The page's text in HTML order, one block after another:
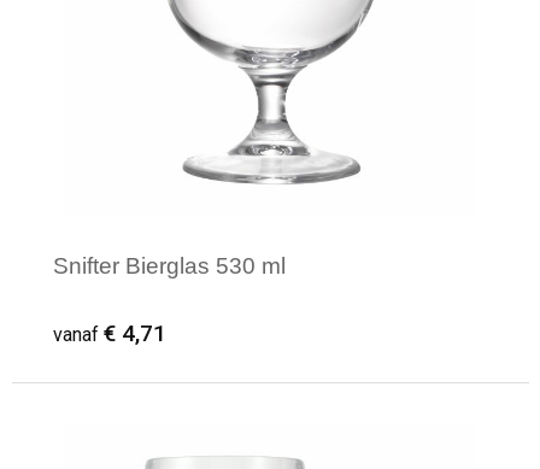
Snifter Bierglas 530 ml
vanaf € 4,71